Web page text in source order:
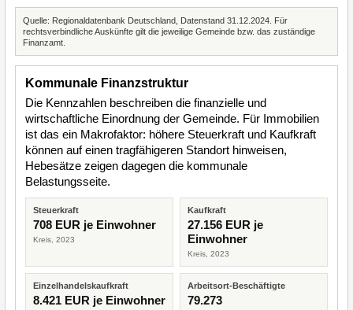
Quelle: Regionaldatenbank Deutschland, Datenstand 31.12.2024. Für
rechtsverbindliche Auskünfte gilt die jeweilige Gemeinde bzw. das zuständige
Finanzamt.
Kommunale Finanzstruktur
Die Kennzahlen beschreiben die finanzielle und
wirtschaftliche Einordnung der Gemeinde. Für Immobilien
ist das ein Makrofaktor: höhere Steuerkraft und Kaufkraft
können auf einen tragfähigeren Standort hinweisen,
Hebesätze zeigen dagegen die kommunale
Belastungsseite.
Steuerkraft
708 EUR je Einwohner
Kreis, 2023
Kaufkraft
27.156 EUR je
Einwohner
Kreis, 2023
Einzelhandelskaufkraft
8.421 EUR je Einwohner
Arbeitsort-Beschäftigte
79.273